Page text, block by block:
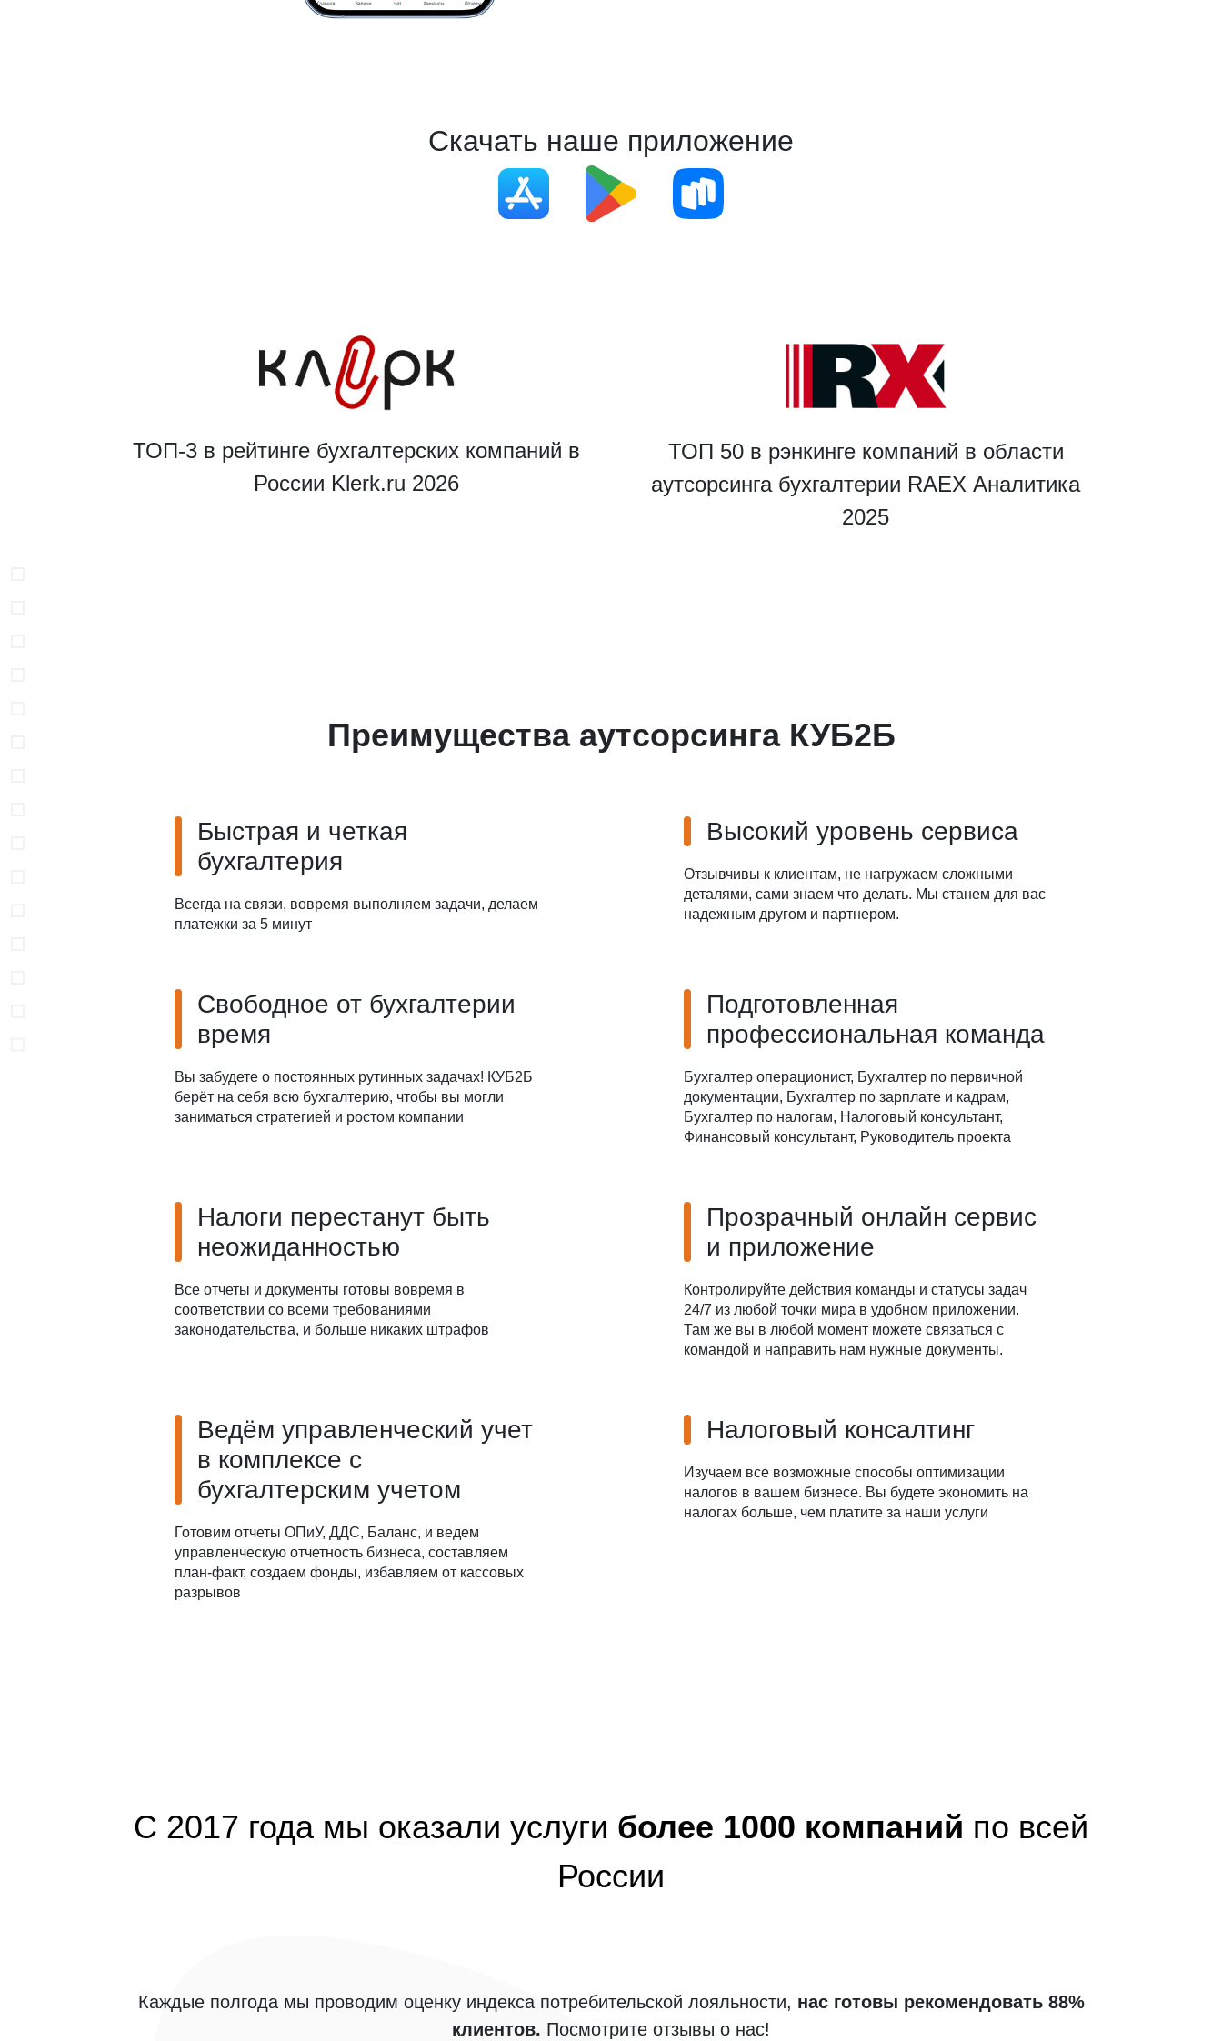
Скачать наше приложение
ТОП-3 в рейтинге бухгалтерских компаний в
России Klerk.ru 2026
ТОП 50 в рэнкинге компаний в области
аутсорсинга бухгалтерии RAEX Аналитика
2025
Преимущества аутсорсинга КУБ2Б
Быстрая и четкая
бухгалтерия
Всегда на связи, вовремя выполняем задачи, делаем
платежки за 5 минут
Высокий уровень сервиса
Отзывчивы к клиентам, не нагружаем сложными
деталями, сами знаем что делать. Мы станем для вас
надежным другом и партнером.
Свободное от бухгалтерии
время
Вы забудете о постоянных рутинных задачах! КУБ2Б
берёт на себя всю бухгалтерию, чтобы вы могли
заниматься стратегией и ростом компании
Подготовленная
профессиональная команда
Бухгалтер операционист, Бухгалтер по первичной
документации, Бухгалтер по зарплате и кадрам,
Бухгалтер по налогам, Налоговый консультант,
Финансовый консультант, Руководитель проекта
Налоги перестанут быть
неожиданностью
Все отчеты и документы готовы вовремя в
соответствии со всеми требованиями
законодательства, и больше никаких штрафов
Прозрачный онлайн сервис
и приложение
Контролируйте действия команды и статусы задач
24/7 из любой точки мира в удобном приложении.
Там же вы в любой момент можете связаться с
командой и направить нам нужные документы.
Ведём управленческий учет
в комплексе с
бухгалтерским учетом
Готовим отчеты ОПиУ, ДДС, Баланс, и ведем
управленческую отчетность бизнеса, составляем
план-факт, создаем фонды, избавляем от кассовых
разрывов
Налоговый консалтинг
Изучаем все возможные способы оптимизации
налогов в вашем бизнесе. Вы будете экономить на
налогах больше, чем платите за наши услуги
С 2017 года мы оказали услуги более 1000 компаний по всей
России
Каждые полгода мы проводим оценку индекса потребительской лояльности, нас готовы рекомендовать 88%
клиентов. Посмотрите отзывы о нас!
Согласие на обработку персональных данных